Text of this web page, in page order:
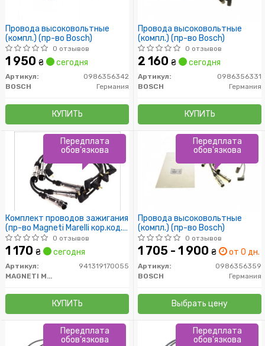
Провода высоковольтные
(компл.) (пр-во Bosch)
0 отзывов
1 950 ₴ сегодня
Артикул:
0986356342
BOSCH
Германия
КУПИТЬ
Провода высоковольтные
(компл.) (пр-во Bosch)
0 отзывов
2 160 ₴ сегодня
Артикул:
0986356331
BOSCH
Германия
КУПИТЬ
Комплект проводов зажигания
(пр-во Magneti Marelli кор.код.
MSQ0055)
0 отзывов
1 170 ₴ сегодня
Артикул:
941319170055
MAGNETI MARELLI
КУПИТЬ
Передплата
обов'язкова
Провода высоковольтные
(компл.) (пр-во Bosch)
0 отзывов
1 705 - 1 900 ₴ от 0 дн.
Артикул:
0986356359
BOSCH
Германия
Выбрать цену
Передплата
обов'язкова
Передплата
обов'язкова
Передплата
обов'язкова